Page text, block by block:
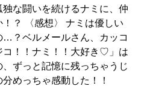
な闘いを続けるナミに、仲
？ 〈感想〉 ナミは優しい
…？ベルメールさん、カッコ
コ！！ナミ！！大好き♡」は
ずっと記憶に残っちゃうじ
めっちゃ感動した！！